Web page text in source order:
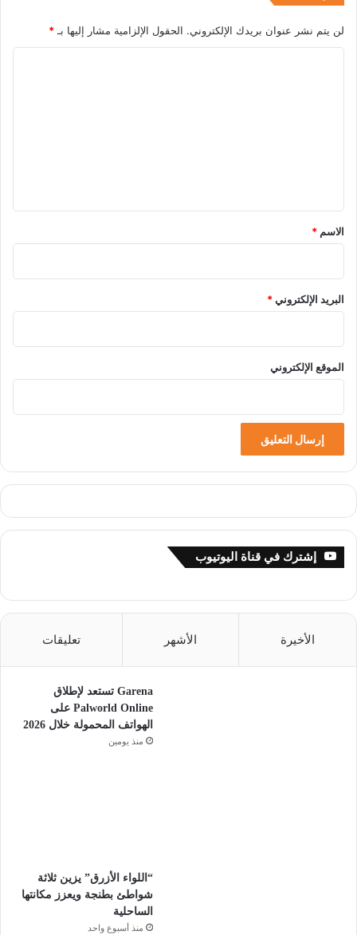
لن يتم نشر عنوان بريدك الإلكتروني. الحقول الإلزامية مشار إليها بـ*
*
الاسم *
البريد الإلكتروني*
الموقع الإلكتروني
إشترك في قناة اليوتيوب
الأخيرة الأشهر تعليقات
Garena تستعد لإطلاق
Palworld Online على
الهواتف المحمولة خلال 2026
منذ يومين
“اللواء الأزرق” يزين ثلاثة
شواطئ بطنجة ويعزز مكانتها
الساحلية
منذ أسبوع واحد